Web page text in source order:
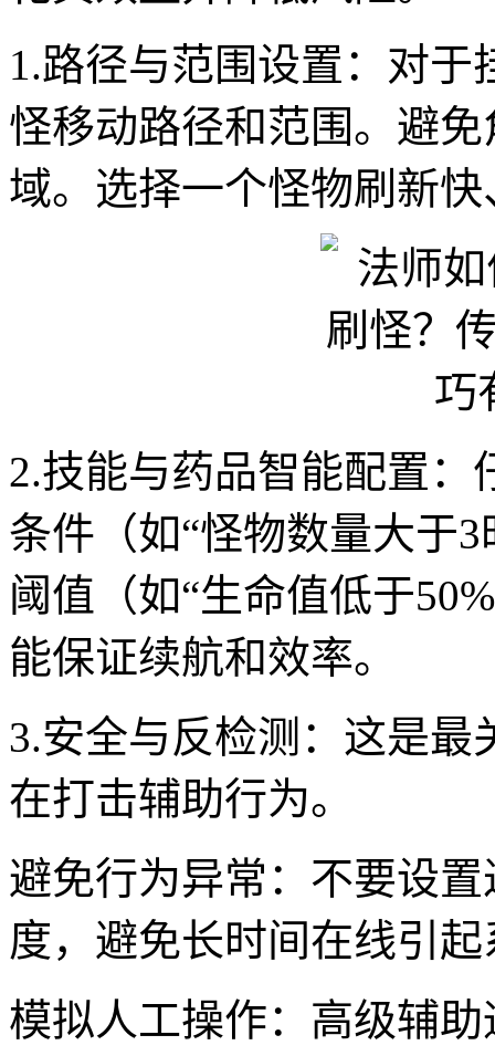
1.路径与范围设置：对
怪移动路径和范围。避
域。选择一个怪物刷新
2.技能与药品智能配置
条件（如“怪物数量大于
阈值（如“生命值低于
能保证续航和效率。
3.安全与反检测：这是
在打击辅助行为。
避免行为异常：不要设
度，避免长时间在线引
模拟人工操作：高级辅